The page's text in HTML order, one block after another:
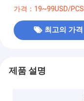
가격：19~99USD/PCS
최고의 가격
제품 설명